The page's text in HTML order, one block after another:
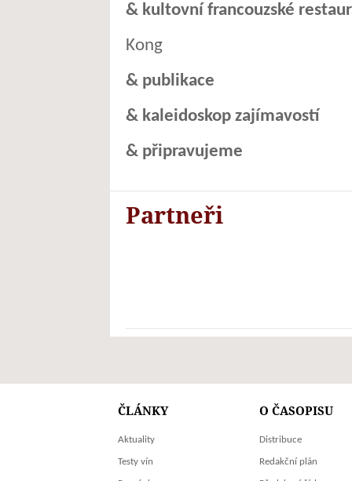
& kultovní francouzské
Kong
& publikace
& kaleidoskop zajímavostí
& připravujeme
Partneři
ČLÁNKY
Aktuality
Testy vín
O ČASOPISU
Distribuce
Redakční plán